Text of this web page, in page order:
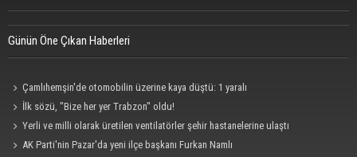
Günün Öne Çıkan Haberleri
Çamlıhemşin'de otomobilin üzerine kaya düştü: 1 yaralı
İlk sözü, "Bize her yer Trabzon" oldu!
Yerli ve milli olarak üretilen ventilatörler şehir hastanelerine ulaştı
AK Parti'nin Pazar'da yeni ilçe başkanı Furkan Namlı